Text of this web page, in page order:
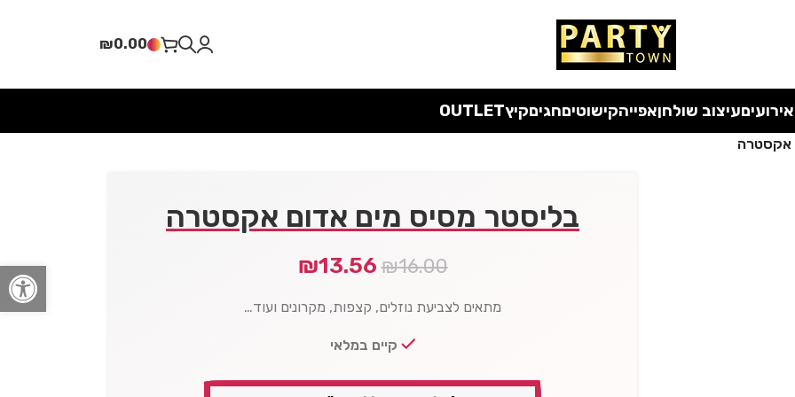
פתח
כל המוצרים ללא מע"מעד סוף החודש
₪0.00
אירועיםעיצוב שולחןאפייהקישוטיםחגיםקיץOUTLET
אקסטרה
בליסטר מסיס מים אדום אקסטרה
₪16.00
₪13.56
מתאים לצביעת נוזלים, קצפות, מקרונים ועוד…
קיים במלאי